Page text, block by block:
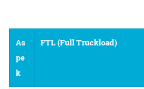
As
pe
k
FTL (Full Truckload)